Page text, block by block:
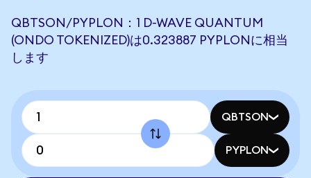
QBTSON/PYPLON：1 D-WAVE QUANTUM
(ONDO TOKENIZED)は0.323887 PYPLONに相当
します
QBTSON
PYPLON